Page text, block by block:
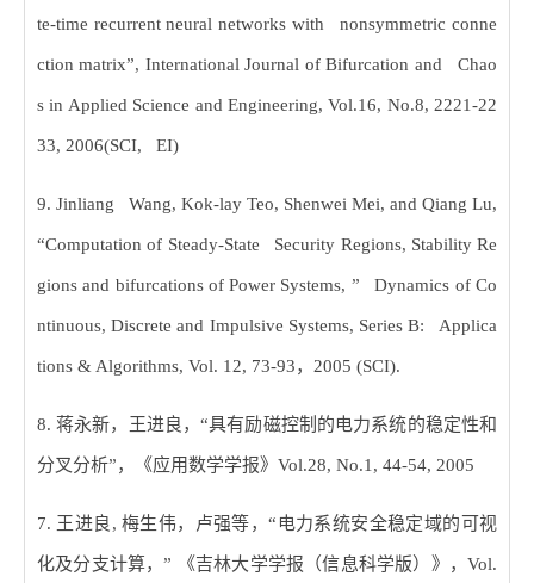
te-time recurrent neural networks with nonsymmetric conne
ction matrix”, International Journal of Bifurcation and Chao
s in Applied Science and Engineering, Vol.16, No.8, 2221-22
33, 2006(SCI, EI)
9. Jinliang Wang, Kok-lay Teo, Shenwei Mei, and Qiang Lu,
“Computation of Steady-State Security Regions, Stability Re
gions and bifurcations of Power Systems, ” Dynamics of Co
ntinuous, Discrete and Impulsive Systems, Series B: Applica
tions & Algorithms, Vol. 12, 73-93， 2005 (SCI).
8.蒋永新，王进良，“具有励磁控制的电力系统的稳定性和
分叉分析”，《应用数学学报》 Vol.28, No.1, 44-54, 2005
7. 王进良,梅生伟，卢强等，“ 电力系统安全稳定域的可视
化及分支计算，” 《吉林大学学报（信息科学版）》，Vol.